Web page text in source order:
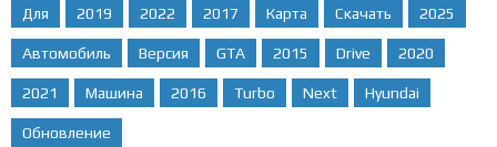
Для 2019 2022 2017 Карта Скачать 2025
Автомобиль Версия GTA 2015 Drive 2020
2021 Машина 2016 Turbo Next Hyundai
Обновление